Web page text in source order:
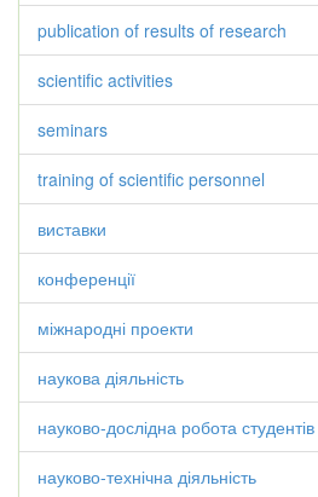
publication of results of research
scientific activities
seminars
training of scientific personnel
виставки
конференції
міжнародні проекти
наукова діяльність
науково-дослідна робота студентів
науково-технічна діяльність